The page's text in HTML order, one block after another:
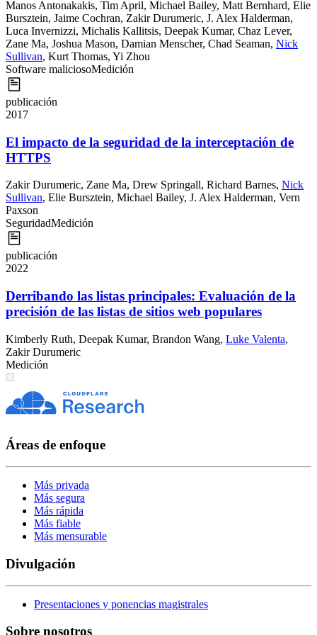
Manos Antonakakis, Tim April, Michael Bailey, Matt Bernhard, Elie
Bursztein, Jaime Cochran, Zakir Durumeric, J. Alex Halderman,
Luca Invernizzi, Michalis Kallitsis, Deepak Kumar, Chaz Lever,
Zane Ma, Joshua Mason, Damian Menscher, Chad Seaman, Nick
Sullivan, Kurt Thomas, Yi Zhou
Software maliciosoMedición
publicación
2017
El impacto de la seguridad de la interceptación de
HTTPS
Zakir Durumeric, Zane Ma, Drew Springall, Richard Barnes, Nick
Sullivan, Elie Bursztein, Michael Bailey, J. Alex Halderman, Vern
Paxson
SeguridadMedición
publicación
2022
Derribando las listas principales: Evaluación de la
precisión de las listas de sitios web populares
Kimberly Ruth, Deepak Kumar, Brandon Wang, Luke Valenta,
Zakir Durumeric
Medición
Áreas de enfoque
Más privada
Más segura
Más rápida
Más fiable
Más mensurable
Divulgación
Presentaciones y ponencias magistrales
Sobre nosotros